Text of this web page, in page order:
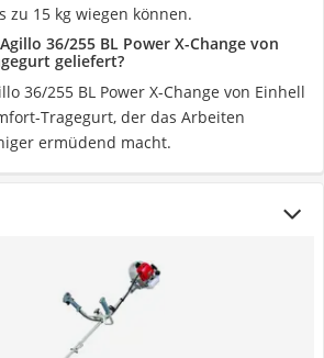
zu 15 kg wiegen können.
36/255 BL Power X-Change von
geliefert?
36/255 BL Power X-Change von Einhell
Tragegurt, der das Arbeiten
ermüdend macht.